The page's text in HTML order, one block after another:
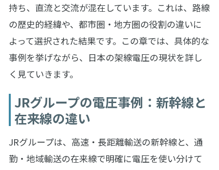
持ち、直流と交流が混在しています。これは、路線
の歴史的経緯や、都市圏・地方圏の役割の違いに
よって選択された結果です。この章では、具体的な
事例を挙げながら、日本の架線電圧の現状を詳し
く見ていきます。
JRグループの電圧事例：新幹線と
在来線の違い
JRグループは、高速・長距離輸送の新幹線と、通
勤・地域輸送の在来線で明確に電圧を使い分けて